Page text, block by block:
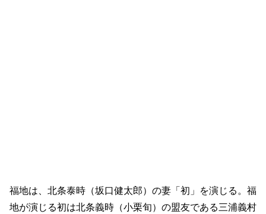
福地は、北条泰時（坂口健太郎）の妻「初」を演じる。福
地が演じる初は北条義時（小栗旬）の盟友である三浦義村